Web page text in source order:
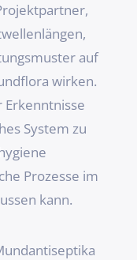
auf
wirken.
Erkenntnisse
System zu
Prozesse im
kann.